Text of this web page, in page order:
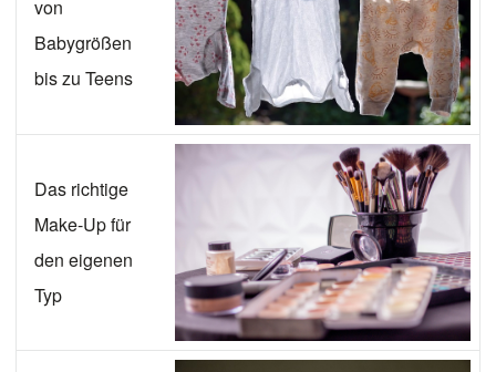
von
Babygrößen
bis zu Teens
Das richtige
Make-Up für
den eigenen
Typ